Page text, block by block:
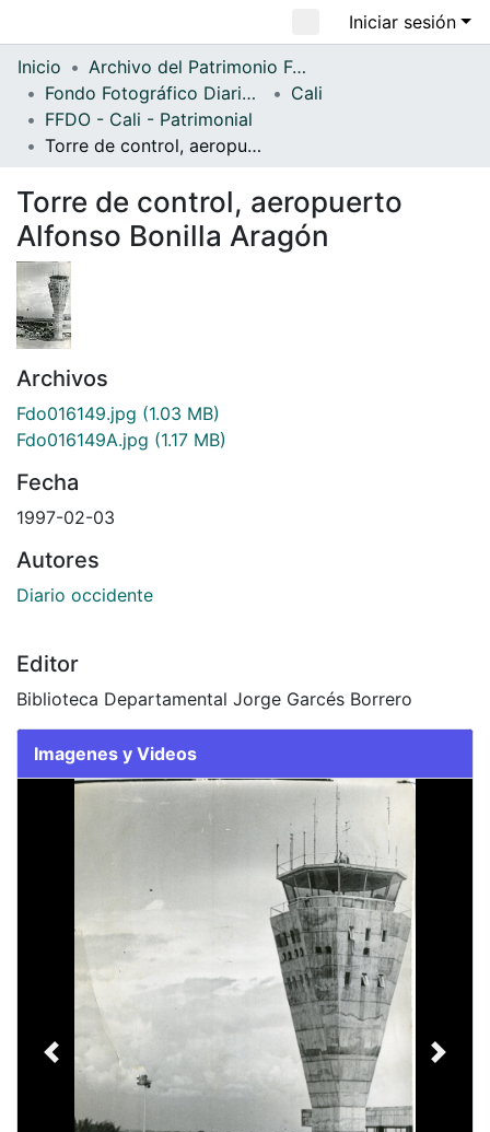
Todo DSpace
Estadísticas
Iniciar sesión
Inicio
Archivo del Patrimonio Fotográfico y Fílmico del Valle del Cauca
Fondo Fotográfico Diario Occidente
Cali
FFDO - Cali - Patrimonial
Torre de control, aeropuerto Alfonso Bonilla Aragón
Torre de control, aeropuerto
Alfonso Bonilla Aragón
Archivos
Fdo016149.jpg (1.03 MB)
Fdo016149A.jpg (1.17 MB)
Fecha
1997-02-03
Autores
Diario occidente
Editor
Biblioteca Departamental Jorge Garcés Borrero
Imagenes y Videos
Slide 1 of 2
Previous Next